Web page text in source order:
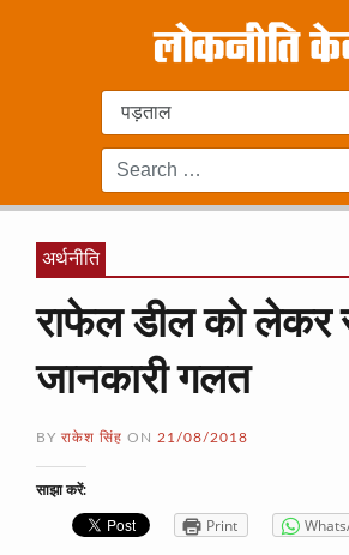
अर्थनीति
राफेल डील को लेकर
जानकारी गलत
BY राकेश सिंह ON 21/08/2018
साझा करें:
Print